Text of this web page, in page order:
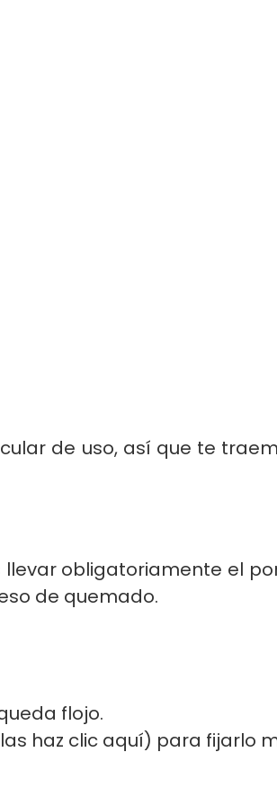
de uso, así que te
obligatoriamente el
de quemado.
flojo.
haz clic aquí) para fijarlo